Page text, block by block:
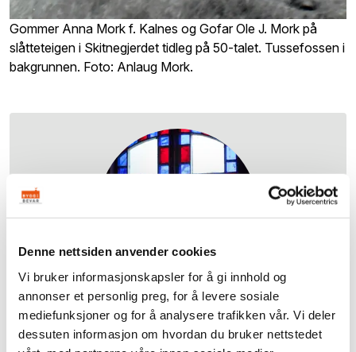
Denne nettsiden anvender cookies
Vi bruker informasjonskapsler for å gi innhold og
annonser et personlig preg, for å levere sosiale
mediefunksjoner og for å analysere trafikken vår. Vi deler
dessuten informasjon om hvordan du bruker nettstedet
Gommer Anna Mork f. Kalnes og Gofar Ole J. Mork på
slåtteteigen i Skitnegjerdet tidleg på 50-talet. Tussefossen i
bakgrunnen. Foto: Anlaug Mork.
Erkegarden
På slutten av 1920-tallet sto Erkegarden ferdig -